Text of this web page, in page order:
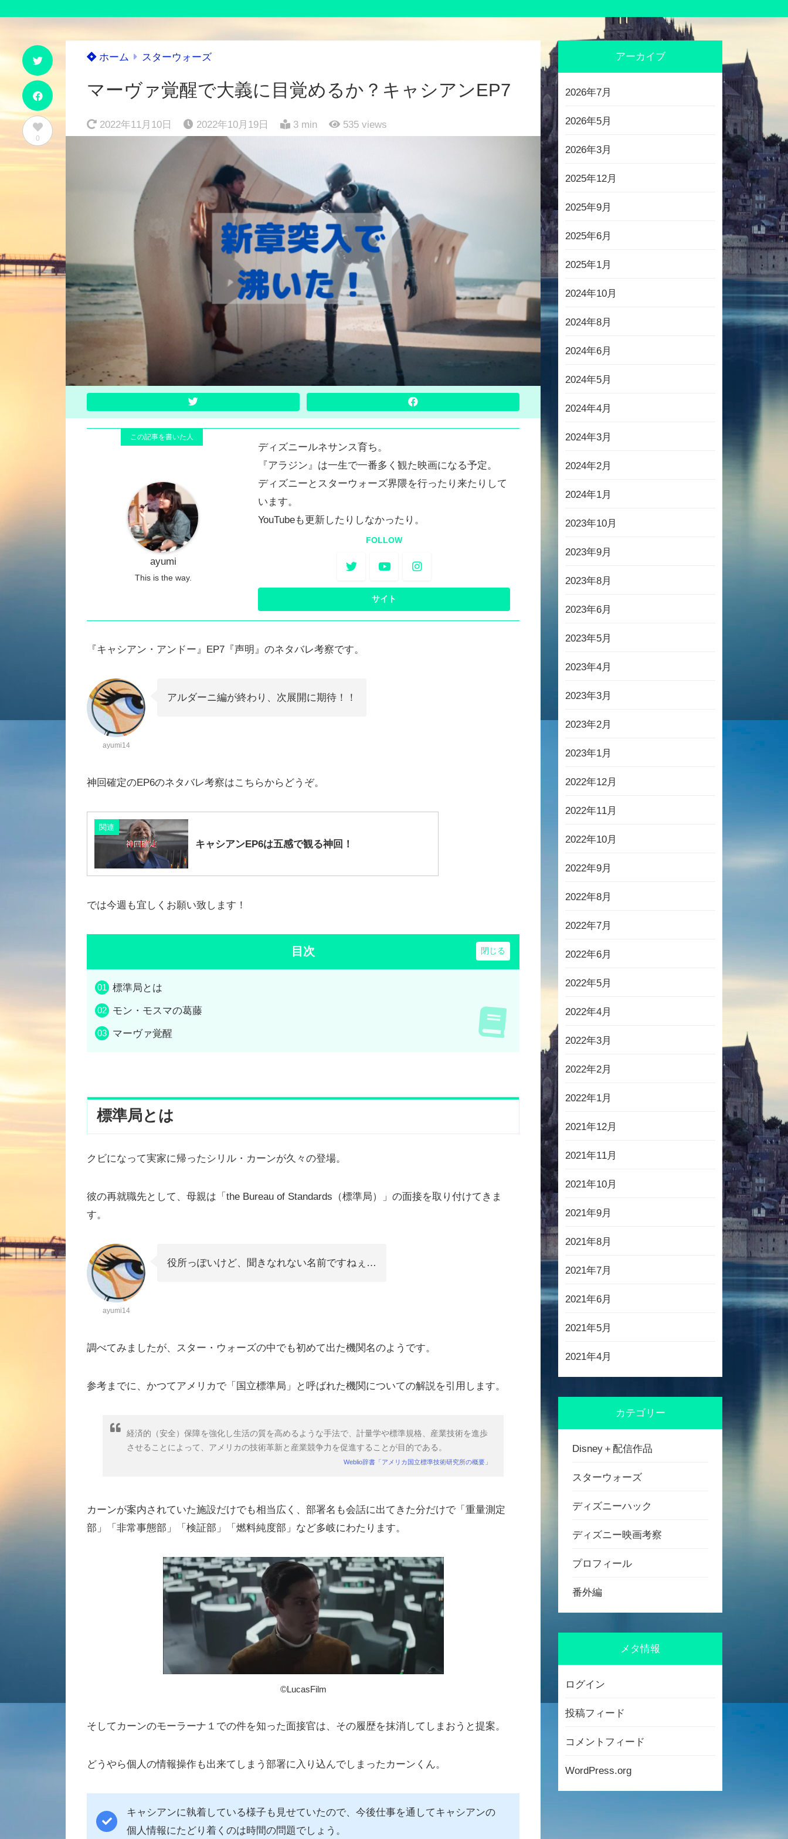
0
ホーム スターウォーズ
マーヴァ覚醒で大義に目覚めるか？キャシアンEP7
2022年11月10日 2022年10月19日 3 min 535 views
ayumi
This is the way.
ディズニールネサンス育ち。
『アラジン』は一生で一番多く観た映画になる予定。
ディズニーとスターウォーズ界隈を行ったり来たりして
います。
YouTubeも更新したりしなかったり。
FOLLOW
『キャシアン・アンドー』EP7『声明』のネタバレ考察です。
ayumi14
アルダーニ編が終わり、次展開に期待！！
神回確定のEP6のネタバレ考察はこちらからどうぞ。
関連
キャシアンEP6は五感で観る神回！
では今週も宜しくお願い致します！
目次
標準局とは
モン・モスマの葛藤
マーヴァ覚醒
標準局とは
クビになって実家に帰ったシリル・カーンが久々の登場。
彼の再就職先として、母親は「the Bureau of Standards（標準局）」の面接を取り付けてきま
す。
ayumi14
役所っぽいけど、聞きなれない名前ですねぇ…
調べてみましたが、スター・ウォーズの中でも初めて出た機関名のようです。
参考までに、かつてアメリカで「国立標準局」と呼ばれた機関についての解説を引用します。
経済的（安全）保障を強化し生活の質を高めるような手法で、計量学や標準規格、産業技術を進歩
させることによって、アメリカの技術革新と産業競争力を促進することが目的である。
Weblio辞書「アメリカ国立標準技術研究所の概要」
カーンが案内されていた施設だけでも相当広く、部署名も会話に出てきた分だけで「重量測定
部」「非常事態部」「検証部」「燃料純度部」など多岐にわたります。
©️LucasFilm
そしてカーンのモーラーナ１での件を知った面接官は、その履歴を抹消してしまおうと提案。
どうやら個人の情報操作も出来てしまう部署に入り込んでしまったカーンくん。
キャシアンに執着している様子も見せていたので、今後仕事を通してキャシアンの
個人情報にたどり着くのは時間の問題でしょう。
アーカイブ
2026年7月
2026年5月
2026年3月
2025年12月
2025年9月
2025年6月
2025年1月
2024年10月
2024年8月
2024年6月
2024年5月
2024年4月
2024年3月
2024年2月
2024年1月
2023年10月
2023年9月
2023年8月
2023年6月
2023年5月
2023年4月
2023年3月
2023年2月
2023年1月
2022年12月
2022年11月
2022年10月
2022年9月
2022年8月
2022年7月
2022年6月
2022年5月
2022年4月
2022年3月
2022年2月
2022年1月
2021年12月
2021年11月
2021年10月
2021年9月
2021年8月
2021年7月
2021年6月
2021年5月
2021年4月
カテゴリー
Disney＋配信作品
スターウォーズ
ディズニーハック
ディズニー映画考察
プロフィール
番外編
メタ情報
ログイン
投稿フィード
コメントフィード
WordPress.org